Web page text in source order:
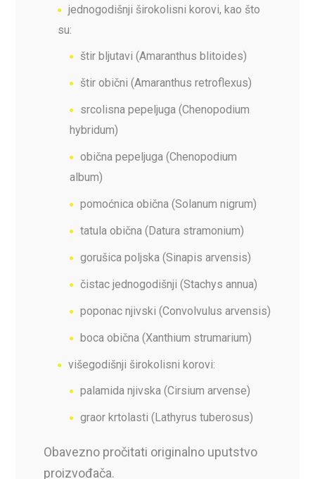
jednogodišnji širokolisni korovi, kao što
su:
štir bljutavi (Amaranthus blitoides)
štir obični (Amaranthus retroflexus)
srcolisna pepeljuga (Chenopodium
hybridum)
obična pepeljuga (Chenopodium
album)
pomoćnica obična (Solanum nigrum)
tatula obična (Datura stramonium)
gorušica poljska (Sinapis arvensis)
čistac jednogodišnji (Stachys annua)
poponac njivski (Convolvulus arvensis)
boca obična (Xanthium strumarium)
višegodišnji širokolisni korovi:
palamida njivska (Cirsium arvense)
graor krtolasti (Lathyrus tuberosus)
Obavezno pročitati originalno uputstvo
proizvođača.